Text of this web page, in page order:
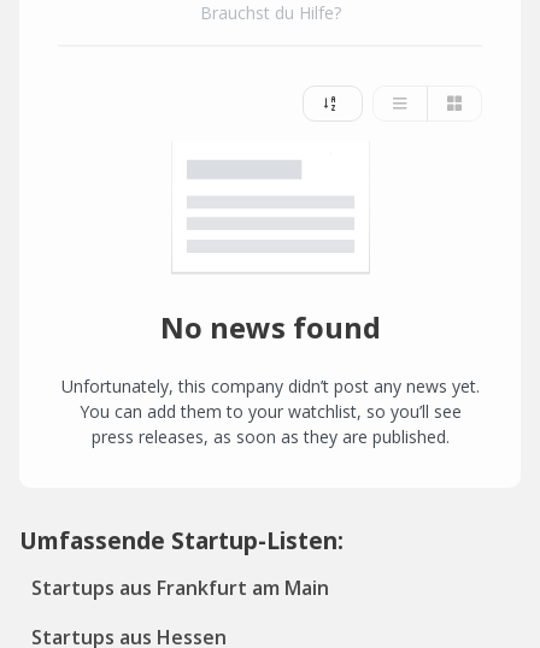
Brauchst du Hilfe?
No news found
Unfortunately, this company didn’t post any news yet.
You can add them to your watchlist, so you’ll see
press releases, as soon as they are published.
Umfassende Startup-Listen:
Startups aus Frankfurt am Main
Startups aus Hessen